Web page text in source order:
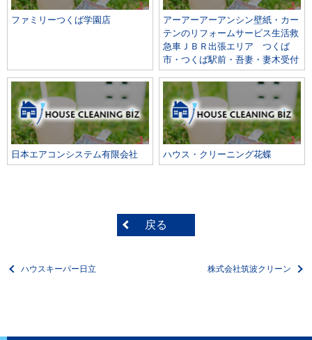
ファミリーつくば学園店
アーアーアーアンシン壁紙・カー
テンのリフォームサービス生活救
急車ＪＢＲ出張エリア つくば
市・つくば駅前・吾妻・妻木受付
日本エアコンシステム有限会社 ハウス・クリーニング花蝶
戻る
ハウスキーパー日立 株式会社筑波クリーン